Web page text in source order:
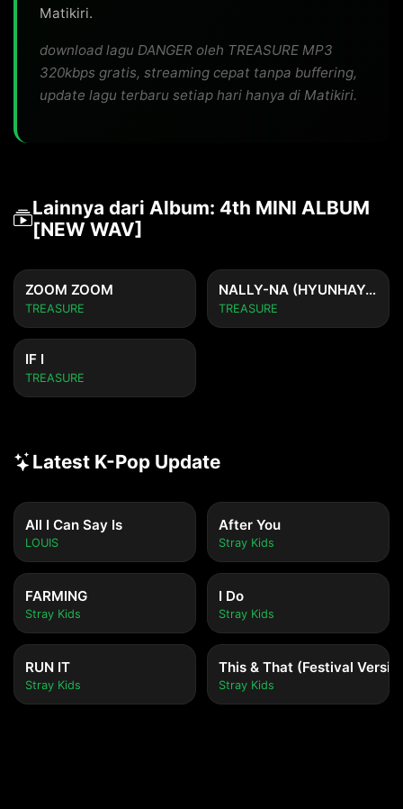
Matikiri.
download lagu DANGER oleh TREASURE MP3
320kbps gratis, streaming cepat tanpa buffering,
update lagu terbaru setiap hari hanya di Matikiri.
Lainnya dari Album: 4th MINI ALBUM
[NEW WAV]
ZOOM ZOOM
TREASURE
NALLY-NA (HYUNHAYO)
TREASURE
IF I
TREASURE
Latest K-Pop Update
All I Can Say Is
LOUIS
After You
Stray Kids
FARMING
Stray Kids
I Do
Stray Kids
RUN IT
Stray Kids
This & That (Festival
Stray Kids